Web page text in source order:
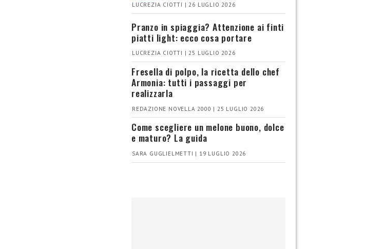
LUCREZIA CIOTTI | 26 LUGLIO 2026
Pranzo in spiaggia? Attenzione ai finti
piatti light: ecco cosa portare
LUCREZIA CIOTTI | 25 LUGLIO 2026
Fresella di polpo, la ricetta dello chef
Armonia: tutti i passaggi per
realizzarla
REDAZIONE NOVELLA 2000 | 25 LUGLIO 2026
Come scegliere un melone buono, dolce
e maturo? La guida
SARA GUGLIELMETTI | 19 LUGLIO 2026